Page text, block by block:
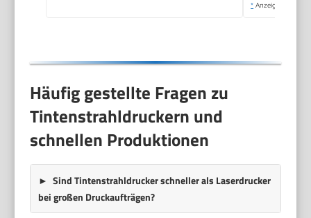
* Anzeige
Häufig gestellte Fragen zu
Tintenstrahldruckern und
schnellen Produktionen
Sind Tintenstrahldrucker schneller als Laserdrucker
bei großen Druckaufträgen?